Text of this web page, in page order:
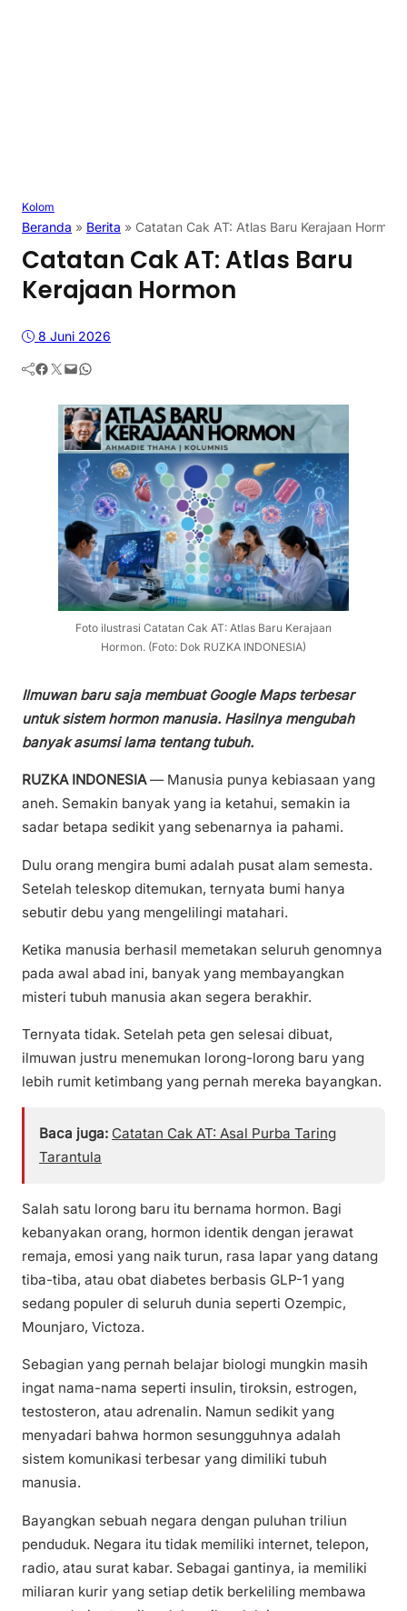
Kolom
Beranda » Berita » Catatan Cak AT: Atlas Baru Kerajaan Hormon
Catatan Cak AT: Atlas Baru
Kerajaan Hormon
8 Juni 2026
Facebook Twitter Mail WhatsApp
Foto ilustrasi Catatan Cak AT: Atlas Baru Kerajaan
Hormon. (Foto: Dok RUZKA INDONESIA)
Ilmuwan baru saja membuat Google Maps terbesar
untuk sistem hormon manusia. Hasilnya mengubah
banyak asumsi lama tentang tubuh.
RUZKA INDONESIA— Manusia punya kebiasaan yang
aneh. Semakin banyak yang ia ketahui, semakin ia
sadar betapa sedikit yang sebenarnya ia pahami.
Dulu orang mengira bumi adalah pusat alam semesta.
Setelah teleskop ditemukan, ternyata bumi hanya
sebutir debu yang mengelilingi matahari.
Ketika manusia berhasil memetakan seluruh genomnya
pada awal abad ini, banyak yang membayangkan
misteri tubuh manusia akan segera berakhir.
Ternyata tidak. Setelah peta gen selesai dibuat,
ilmuwan justru menemukan lorong-lorong baru yang
lebih rumit ketimbang yang pernah mereka bayangkan.
Baca juga: Catatan Cak AT: Asal Purba Taring
Tarantula
Salah satu lorong baru itu bernama hormon. Bagi
kebanyakan orang, hormon identik dengan jerawat
remaja, emosi yang naik turun, rasa lapar yang datang
tiba-tiba, atau obat diabetes berbasis GLP-1 yang
sedang populer di seluruh dunia seperti Ozempic,
Mounjaro, Victoza.
Sebagian yang pernah belajar biologi mungkin masih
ingat nama-nama seperti insulin, tiroksin, estrogen,
testosteron, atau adrenalin. Namun sedikit yang
menyadari bahwa hormon sesungguhnya adalah
sistem komunikasi terbesar yang dimiliki tubuh
manusia.
Bayangkan sebuah negara dengan puluhan triliun
penduduk. Negara itu tidak memiliki internet, telepon,
radio, atau surat kabar. Sebagai gantinya, ia memiliki
miliaran kurir yang setiap detik berkeliling membawa